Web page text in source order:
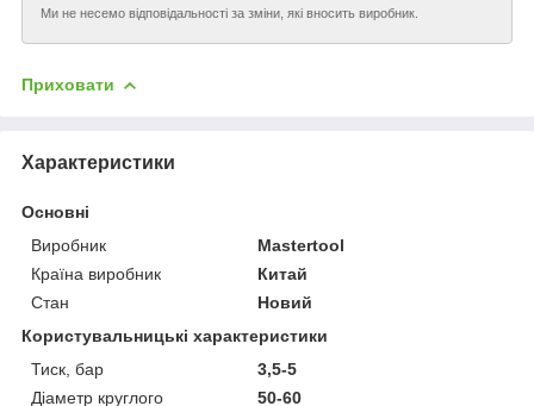
Ми не несемо відповідальності за зміни, які вносить виробник.
Приховати
Характеристики
Основні
Виробник
Mastertool
Країна виробник
Китай
Стан
Новий
Користувальницькі характеристики
Тиск, бар
3,5-5
Діаметр круглого
50-60